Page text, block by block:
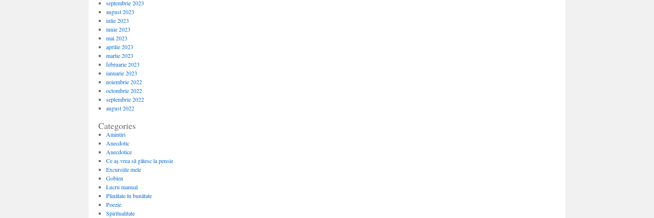
septembrie 2023
august 2023
iulie 2023
iunie 2023
mai 2023
aprilie 2023
martie 2023
februarie 2023
ianuarie 2023
noiembrie 2022
octombrie 2022
septembrie 2022
august 2022
Categories
Amintiri
Anecdotic
Anecdotice
Ce aș vrea să gătesc la pensie
Excursiile mele
Goblen
Lucru manual
Plinătate în bunătate
Poezie
Spiritualitate